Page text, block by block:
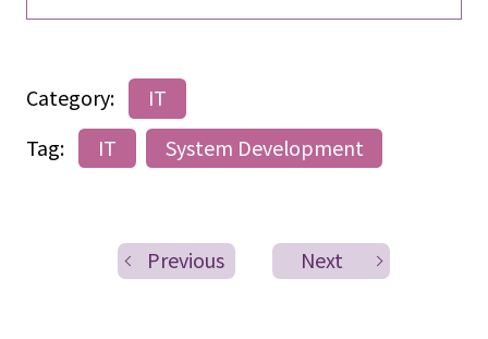
Category:
IT
Tag:
IT System Development
Previous Next